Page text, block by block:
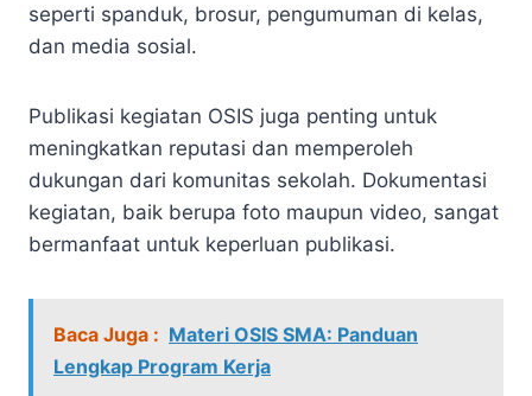
seperti spanduk, brosur, pengumuman di kelas,
dan media sosial.
Publikasi kegiatan OSIS juga penting untuk
meningkatkan reputasi dan memperoleh
dukungan dari komunitas sekolah. Dokumentasi
kegiatan, baik berupa foto maupun video, sangat
bermanfaat untuk keperluan publikasi.
Baca Juga : Materi OSIS SMA: Panduan
Lengkap Program Kerja